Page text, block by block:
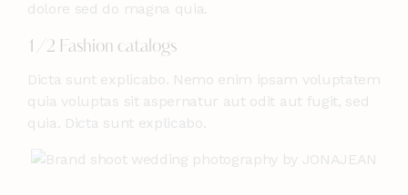
dolore sed do magna quia.
1/2 Fashion catalogs
Dicta sunt explicabo. Nemo enim ipsam voluptatem
quia voluptas sit aspernatur aut odit aut fugit, sed
quia. Dicta sunt explicabo.